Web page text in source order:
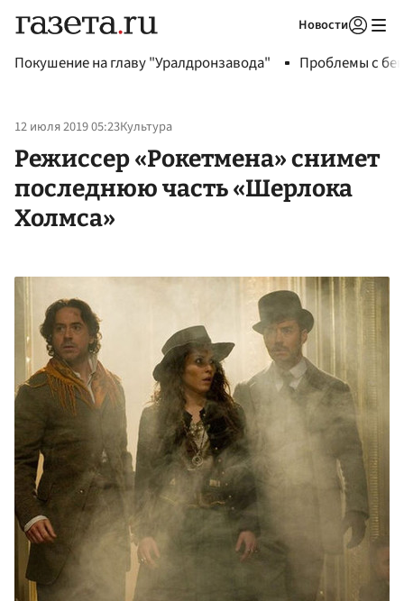
Новости
Покушение на главу "Уралдронзавода" Проблемы с
12 июля 2019 05:23Культура
Режиссер «Рокетмена» снимет
последнюю часть «Шерлока
Холмса»